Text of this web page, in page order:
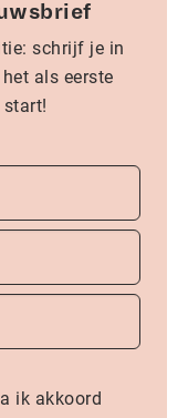
schrijf je in
als eerste
ik akkoord